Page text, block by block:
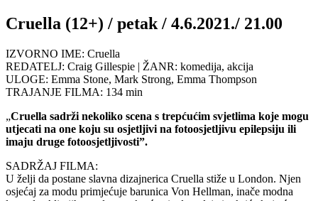
Cruella (12+) / petak / 4.6.2021./ 21.00
IZVORNO IME: Cruella
REDATELJ: Craig Gillespie | ŽANR: komedija, akcija
ULOGE: Emma Stone, Mark Strong, Emma Thompson
TRAJANJE FILMA: 134 min
„Cruella sadrži nekoliko scena s trepćućim svjetlima koje mogu
utjecati na one koju su osjetljivi na fotoosjetljivu epilepsiju ili
imaju druge fotoosjetljivosti”.
SADRŽAJ FILMA:
U želji da postane slavna dizajnerica Cruella stiže u London. Njen
osjećaj za modu primjećuje barunica Von Hellman, inače modna